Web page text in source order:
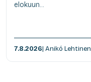
elokuun...
7.8.2026| Anikó Lehtinen